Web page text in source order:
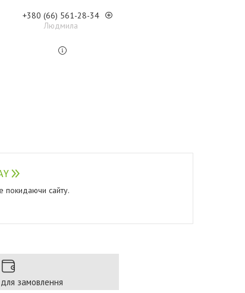
+380 (66) 561-28-34
Людмила
покидаючи сайту.
замовлення